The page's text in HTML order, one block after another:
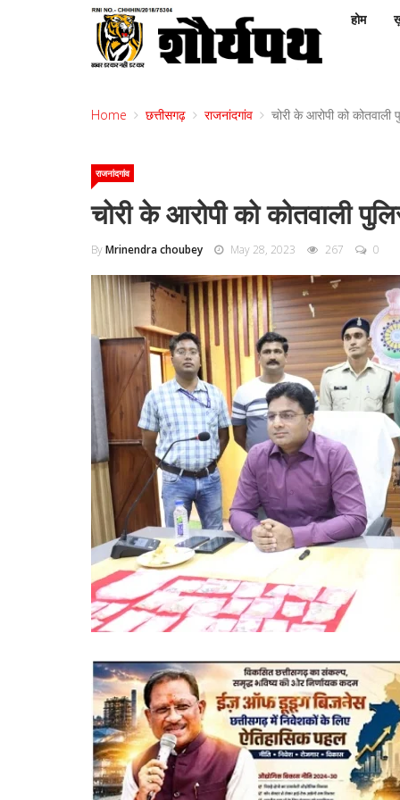
होम
Home छत्तीसगढ़ राजनांदगांव चोरी के आरोपी को कोतवाली
राजनांदगांव
चोरी के आरोपी को कोतवाली
ByMrinendra choubey May 28, 2023 267 0